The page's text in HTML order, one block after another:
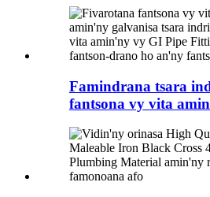
Famindrana tsara
fantsona vy vita